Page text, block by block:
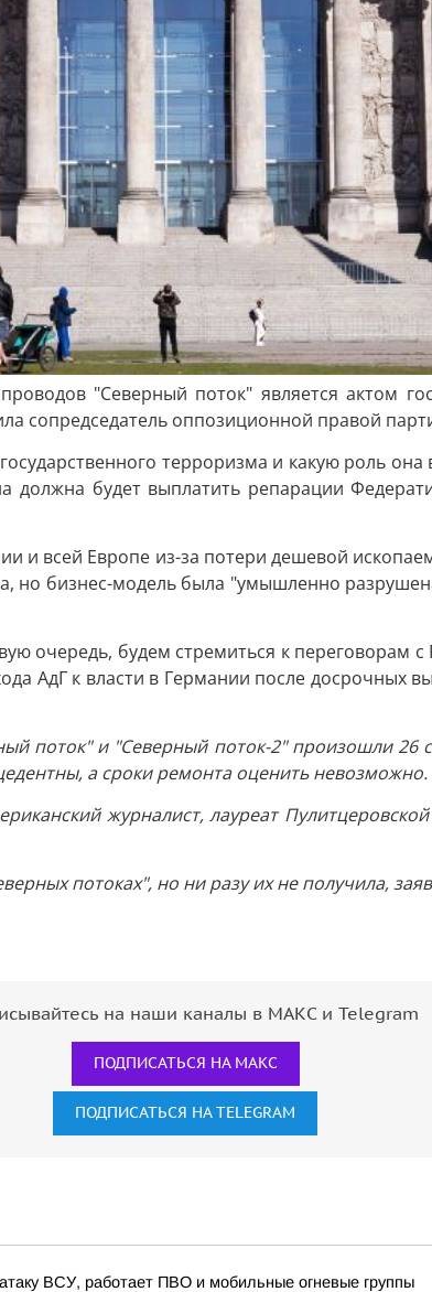
"Северный поток" является актом
сопредседатель оппозиционной правой
терроризма и какую роль
будет выплатить репарации
и всей Европе из-за потери дешевой
но бизнес-модель была "умышленно
очередь, будем стремиться к переговорам
АдГ к власти в Германии после досрочных
поток" и "Северный поток-2" произошли 26
а сроки ремонта оценить невозможно.
журналист, лауреат
потоках", но ни разу их не получила,
на наши каналы в МАКС и Telegram
ПОДПИСАТЬСЯ НА МАКС
ПОДПИСАТЬСЯ НА TELEGRAM
ВСУ, работает ПВО и мобильные огневые группы